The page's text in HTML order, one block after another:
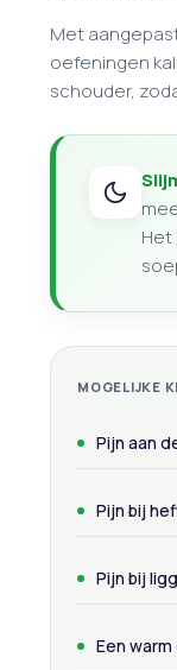
Met
oefeningen
schouder,
Het
MOGELIJKE
Pijn aan
Pijn bij
Pijn bij
Een